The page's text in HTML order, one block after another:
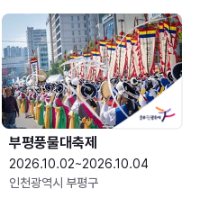
부평풍물대축제
2026.10.02~2026.10.04
인천광역시 부평구